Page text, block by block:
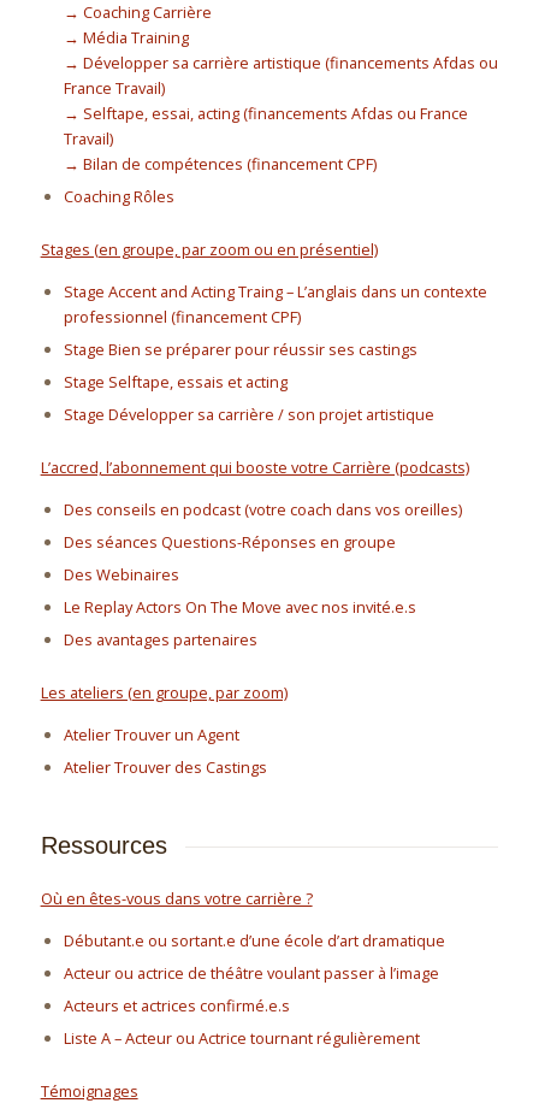
→ Coaching Carrière
→ Média Training
→ Développer sa carrière artistique (financements Afdas ou
France Travail)
→ Selftape, essai, acting (financements Afdas ou France
Travail)
→ Bilan de compétences (financement CPF)
Coaching Rôles
Stages (en groupe, par zoom ou en présentiel)
Stage Accent and Acting Traing – L’anglais dans un contexte
professionnel (financement CPF)
Stage Bien se préparer pour réussir ses castings
Stage Selftape, essais et acting
Stage Développer sa carrière / son projet artistique
L’accred, l’abonnement qui booste votre Carrière (podcasts)
Des conseils en podcast (votre coach dans vos oreilles)
Des séances Questions-Réponses en groupe
Des Webinaires
Le Replay Actors On The Move avec nos invité.e.s
Des avantages partenaires
Les ateliers (en groupe, par zoom)
Atelier Trouver un Agent
Atelier Trouver des Castings
Ressources
Où en êtes-vous dans votre carrière ?
Débutant.e ou sortant.e d’une école d’art dramatique
Acteur ou actrice de théâtre voulant passer à l’image
Acteurs et actrices confirmé.e.s
Liste A – Acteur ou Actrice tournant régulièrement
Témoignages